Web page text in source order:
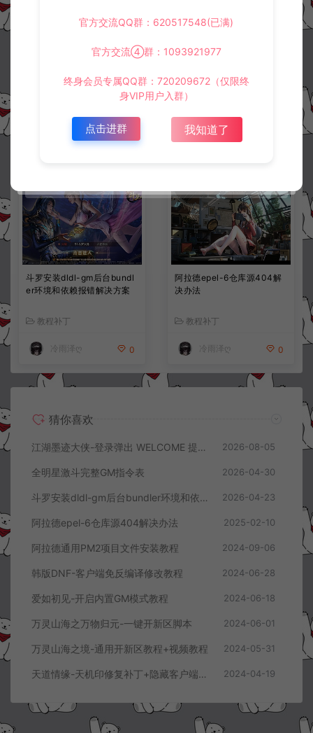
LCOME 提示无法进游戏修
冷雨泽ღ 0
教程补丁
冷雨泽ღ
斗罗安装dldl-gm后台bundl
er环境和依赖报错解决方案
教程补丁
冷雨泽ღ 0
阿拉德epel-6仓库源404解
决办法
教程补丁
冷雨泽ღ 0
猜你喜欢
江湖墨迹大侠-登录弹出 WELCOME 提示无法进游戏修复教程 2026-08-05
全明星激斗完整GM指令表 2026-04-30
斗罗安装dldl-gm后台bundler环境和依赖报错解决方案 2026-04-23
阿拉德epel-6仓库源404解决办法 2025-02-10
阿拉德通用PM2项目文件安装教程 2024-09-06
韩版DNF-客户端免反编译修改教程 2024-06-28
爱如初见-开启内置GM模式教程 2024-06-18
万灵山海之万物归元-一键开新区脚本 2024-06-01
万灵山海之境-通用开新区教程+视频教程 2024-05-31
天道情缘-天机印修复补丁+隐藏客户端顶部FPS教程 2024-04-19
官方交流QQ群：620517548(已满)
官方交流④群：1093921977
终身会员专属QQ群：720209672（仅限终
身VIP用户入群）
点击进群 我知道了